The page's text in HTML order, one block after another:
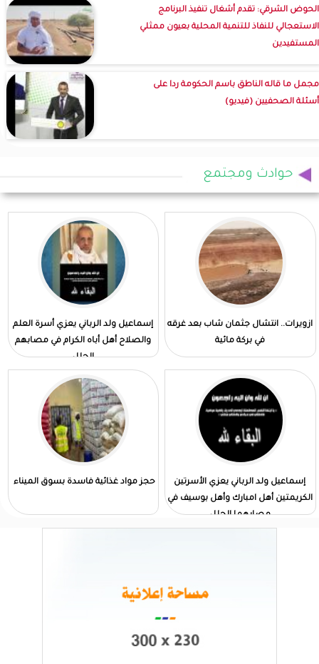
الحوض الشرقي: تقدم أشغال تنفيذ البرنامج
الاستعجالي للنفاذ للتنمية المحلية بعيون ممثلي
المستفيدين
مجمل ما قاله الناطق باسم الحكومة ردا على
أسئلة الصحفيين (فيديو)
حوادث ومجتمع
ازويرات.. انتشال جثمان شاب بعد غرقه
في بركة مائية
إسماعيل ولد الرباني يعزي أسرة العلم
والصلاح أهل أباه الكرام في مصابهم
الجلل
إسماعيل ولد الرباني يعزي الأسرتين
الكريمتين أهل امبارك وأهل بوسيف في
مصابهما الجلل
حجز مواد غذائية فاسدة بسوق الميناء